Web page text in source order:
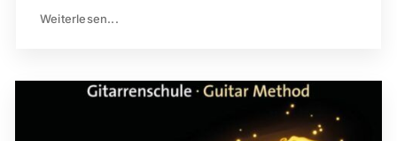
Weiterlesen...